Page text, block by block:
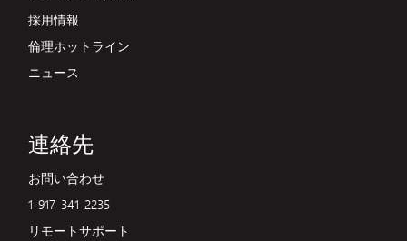
採用情報
倫理ホットライン
ニュース
連絡先
お問い合わせ
1-917-341-2235
リモートサポート